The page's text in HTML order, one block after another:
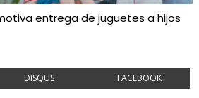
entrega de juguetes a hijos
DISQUS FACEBOOK